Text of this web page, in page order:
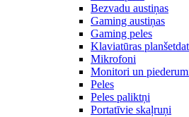
Bezvadu austiņas
Gaming austiņas
Gaming peles
Klaviatūras
Mikrofoni
Monitori un
Peles
Peles paliktņi
Portatīvie skaļruņi